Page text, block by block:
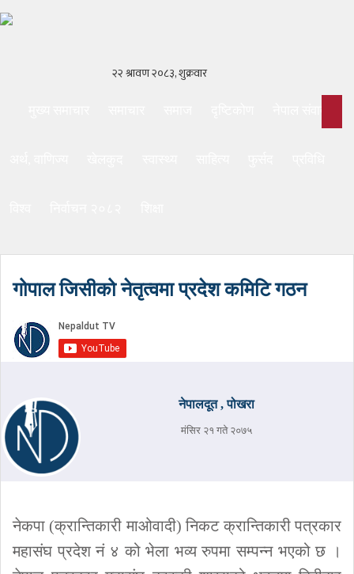
गोपाल जिसीको नेतृत्वमा प्रदेश कमिटि गठन
नेपालदूत , पोखरा
मंसिर २१ गते २०७५
नेकपा (क्रान्तिकारी माओवादी) निकट क्रान्तिकारी पत्रकार
महासंघ प्रदेश नं ४ को भेला भव्य रुपमा सम्पन्न भएको छ ।